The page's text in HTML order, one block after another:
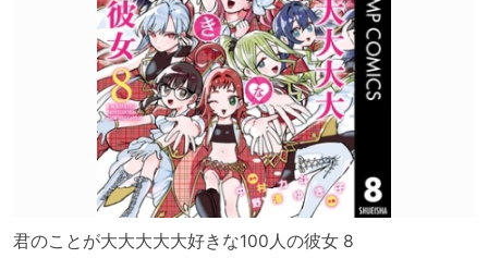
君のことが大大大大大好きな100人の彼女 8